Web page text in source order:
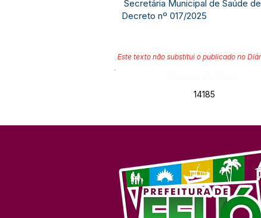
Secretária Municipal de Saúde
Decreto nº 017/2025
Este texto não substitui o publicado no
14185